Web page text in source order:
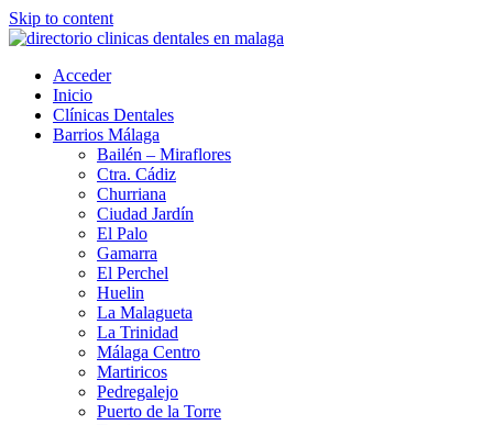
Skip to content
Acceder
Inicio
Clínicas Dentales
Barrios Málaga
Bailén – Miraflores
Ctra. Cádiz
Churriana
Ciudad Jardín
El Palo
Gamarra
El Perchel
Huelin
La Malagueta
La Trinidad
Málaga Centro
Martiricos
Pedregalejo
Puerto de la Torre